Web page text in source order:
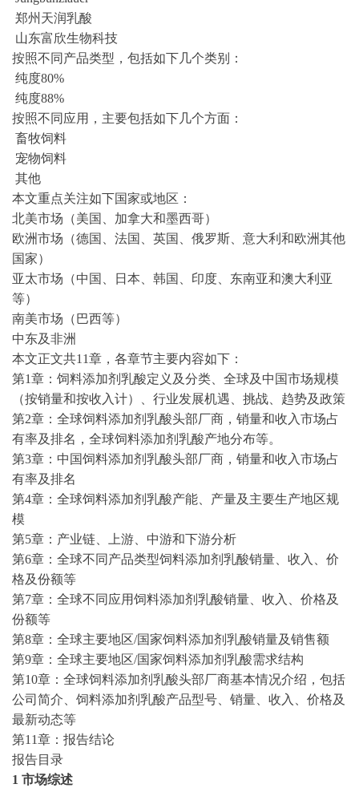
郑州天润乳酸
山东富欣生物科技
按照不同产品类型，包括如下几个类别：
纯度80%
纯度88%
按照不同应用，主要包括如下几个方面：
畜牧饲料
宠物饲料
其他
本文重点关注如下国家或地区：
北美市场（美国、加拿大和墨西哥）
欧洲市场（德国、法国、英国、俄罗斯、意大利和欧洲其他
国家）
亚太市场（中国、日本、韩国、印度、东南亚和澳大利亚
等）
南美市场（巴西等）
中东及非洲
本文正文共11章，各章节主要内容如下：
第1章：饲料添加剂乳酸定义及分类、全球及中国市场规模
（按销量和按收入计）、行业发展机遇、挑战、趋势及政策
第2章：全球饲料添加剂乳酸头部厂商，销量和收入市场占
有率及排名，全球饲料添加剂乳酸产地分布等。
第3章：中国饲料添加剂乳酸头部厂商，销量和收入市场占
有率及排名
第4章：全球饲料添加剂乳酸产能、产量及主要生产地区规
模
第5章：产业链、上游、中游和下游分析
第6章：全球不同产品类型饲料添加剂乳酸销量、收入、价
格及份额等
第7章：全球不同应用饲料添加剂乳酸销量、收入、价格及
份额等
第8章：全球主要地区/国家饲料添加剂乳酸销量及销售额
第9章：全球主要地区/国家饲料添加剂乳酸需求结构
第10章：全球饲料添加剂乳酸头部厂商基本情况介绍，包括
公司简介、饲料添加剂乳酸产品型号、销量、收入、价格及
最新动态等
第11章：报告结论
报告目录
1 市场综述